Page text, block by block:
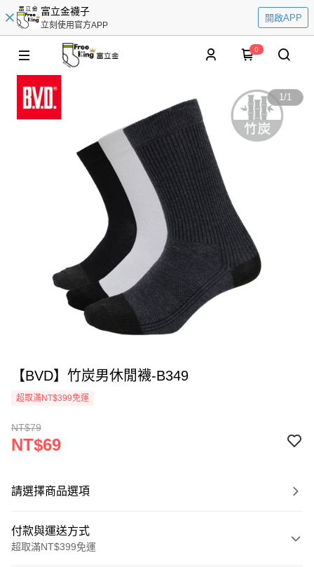
富立金襪子
立刻使用官方APP
開啟APP
0
1/1
【BVD】竹炭男休閒襪-B349
超取滿NT$399免運
NT$79
NT$69
請選擇商品選項
付款與運送方式
超取滿NT$399免運